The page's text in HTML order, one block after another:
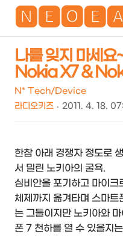
나를 잊지 마세요
Nokia X7 &
N* Tech/Device
라디오키즈
2011. 4. 18.
한참 아래 경쟁자 정도로
서 밀린 노키아의 굴욕.
심비안을 포기하고 마이
체제까지 옮겨타며 스마
는 그들이지만 노키아와
폰 7 천하를 열 수 있을지